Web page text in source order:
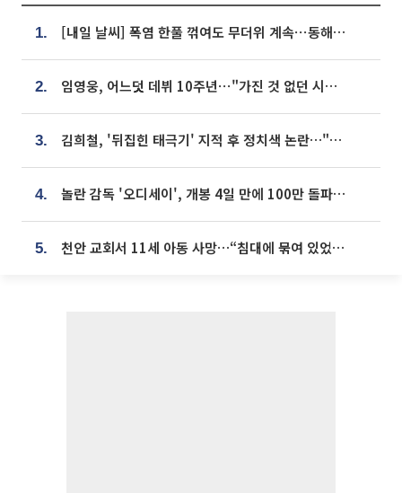
1. [내일 날씨] 폭염 한풀 꺾여도 무더위 계속⋯동해안 이틀 연속 비
2. 임영웅, 어느덧 데뷔 10주년⋯"가진 것 없던 시절, 내 앞엔 20명의 팬뿐"
3. 김희철, '뒤집힌 태극기' 지적 후 정치색 논란…"좌우 떠나 우리나라 국기"
4. 놀란 감독 '오디세이', 개봉 4일 만에 100만 돌파⋯'왕사남' 보다 빠르다
5. 천안 교회서 11세 아동 사망…“침대에 묶여 있었다” 진술 확보